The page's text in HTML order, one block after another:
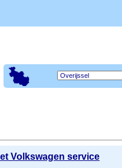
Volkswagen service